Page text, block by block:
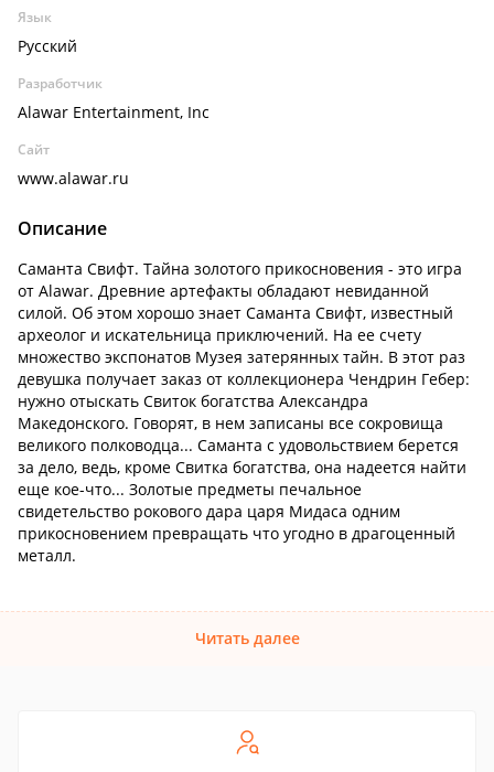
Язык
Русский
Разработчик
Alawar Entertainment, Inc
Сайт
www.alawar.ru
Описание
Саманта Свифт. Тайна золотого прикосновения - это игра
от Alawar. Древние артефакты обладают невиданной
силой. Об этом хорошо знает Саманта Свифт, известный
археолог и искательница приключений. На ее счету
множество экспонатов Музея затерянных тайн. В этот раз
девушка получает заказ от коллекционера Чендрин Гебер:
нужно отыскать Свиток богатства Александра
Македонского. Говорят, в нем записаны все сокровища
великого полководца... Саманта с удовольствием берется
за дело, ведь, кроме Свитка богатства, она надеется найти
еще кое-что... Золотые предметы печальное
свидетельство рокового дара царя Мидаса одним
прикосновением превращать что угодно в драгоценный
металл.
Читать далее